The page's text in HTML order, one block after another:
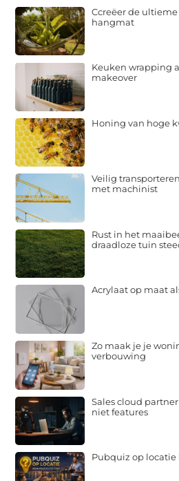
Ccreëer de
hangmat
Keuken wrapping
makeover
Honing van hoge
Veilig
met machinist
Rust in het
draadloze tuin
Acrylaat op maat
Zo maak je je
verbouwing
Sales cloud
niet features
Pubquiz op